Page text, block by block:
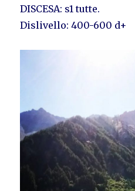
DISCESA: s1 tutte.
Dislivello: 400-600 d+